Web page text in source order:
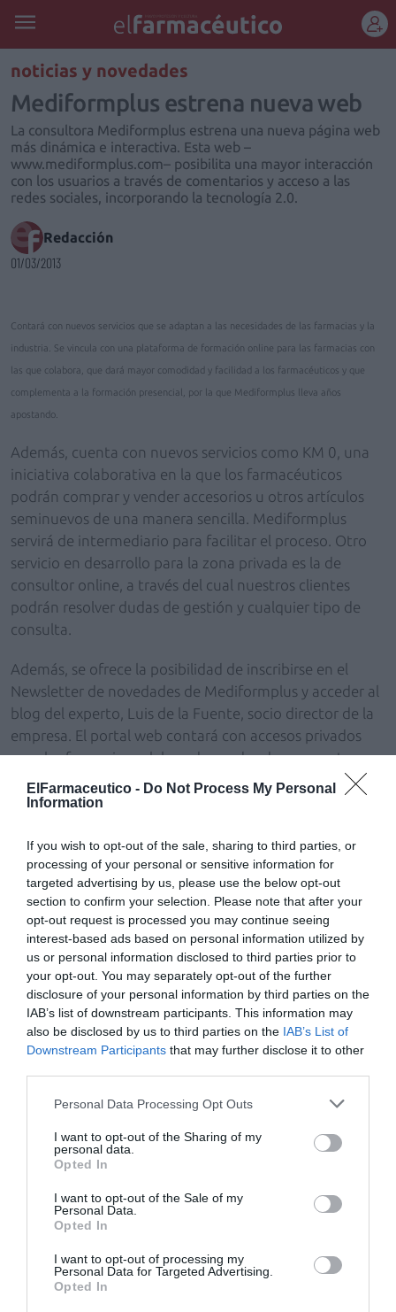
ElFarmaceutico - Do Not Process My Personal
Information
If you wish to opt-out of the sale, sharing to third parties, or
processing of your personal or sensitive information for
targeted advertising by us, please use the below opt-out
section to confirm your selection. Please note that after your
opt-out request is processed you may continue seeing
interest-based ads based on personal information utilized by
us or personal information disclosed to third parties prior to
your opt-out. You may separately opt-out of the further
disclosure of your personal information by third parties on the
IAB’s list of downstream participants. This information may
also be disclosed by us to third parties on the IAB’s List of
Downstream Participants that may further disclose it to other
Personal Data Processing Opt Outs
I want to opt-out of the Sharing of my
personal data.
Opted In
I want to opt-out of the Sale of my
Personal Data.
Opted In
I want to opt-out of processing my
Personal Data for Targeted Advertising.
Opted In
REGÍSTRATE
noticias y novedades
Mediformplus estrena nueva web
La consultora Mediformplus estrena una nueva página web
más dinámica e interactiva. Esta web –
www.mediformplus.com– posibilita una mayor interacción
con los usuarios a través de comentarios y acceso a las
redes sociales, incorporando la tecnología 2.0.
Redacción
01/03/2013
Contará con nuevos servicios que se adaptan a las necesidades de las farmacias y la
industria. Se vincula con una plataforma de formación online para las farmacias con
las que colabora, que dará mayor comodidad y facilidad a los farmacéuticos y que
complementa a la formación presencial, por la que Mediformplus lleva años
apostando.
Además, cuenta con nuevos servicios como KM 0, una
iniciativa colaborativa en la que los farmacéuticos
podrán comprar y vender accesorios u otros artículos
seminuevos de una manera sencilla. Mediformplus
servirá de intermediario para facilitar el proceso. Otro
servicio en desarrollo para la zona privada es la de
consultor online, a través del cual nuestros clientes
podrán resolver dudas de gestión y cualquier tipo de
consulta.
Además, se ofrece la posibilidad de inscribirse en el
Newsletter de novedades de Mediformplus y acceder al
blog del experto, Luis de la Fuente, socio director de la
empresa. El portal web contará con accesos privados
para las farmacias colaboradoras, donde se muestran
informaciones detalladas, informes y otros contenidos
de interés.
Más información:
www.mediformplus.com
Añadir El Farmacéutico
como fuente preferida
de Google de forma gratuita
Mantente informado con las últimas noticias de actualidad.
ACTIVAR AHORA
Tags
Mediformplus página web
Destacados
La venta online de medicamentos
trazabilidad
DIGITAL Isabel Marín Moral 28/07/2026